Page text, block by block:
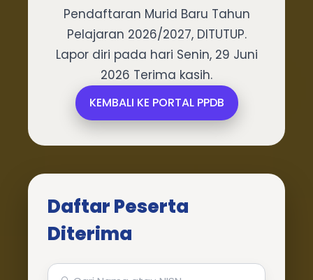
Pendaftaran Murid Baru Tahun
Pelajaran 2026/2027, DITUTUP.
Lapor diri pada hari Senin, 29 Juni
2026 Terima kasih.
KEMBALI KE PORTAL PPDB
Daftar Peserta
Diterima